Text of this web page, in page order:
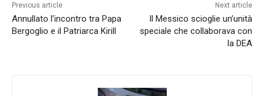
Previous article
Annullato l’incontro tra Papa
Bergoglio e il Patriarca Kirill
Next article
Il Messico scioglie un’unità
speciale che collaborava con
la DEA